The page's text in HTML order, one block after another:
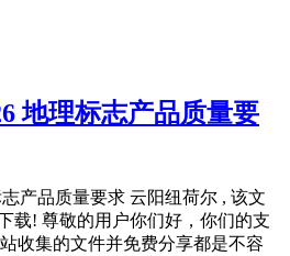
地理标志产品质量要
产品质量要求 云阳纽荷尔 , 该文
载! 尊敬的用户你们好，你们的支
收集的文件并免费分享都是不容